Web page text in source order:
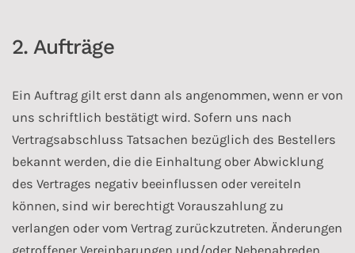
2. Aufträge
Ein Auftrag gilt erst dann als angenommen, wenn er von
uns schriftlich bestätigt wird. Sofern uns nach
Vertragsabschluss Tatsachen bezüglich des Bestellers
bekannt werden, die die Einhaltung ober Abwicklung
des Vertrages negativ beeinflussen oder vereiteln
können, sind wir berechtigt Vorauszahlung zu
verlangen oder vom Vertrag zurückzutreten. Änderungen